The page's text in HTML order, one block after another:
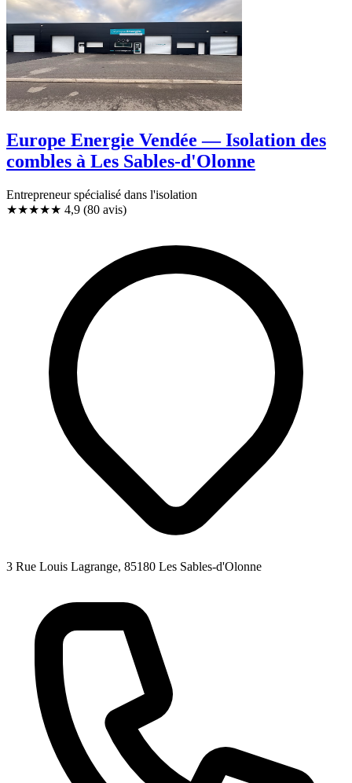
Europe Energie Vendée — Isolation des
combles à Les Sables-d'Olonne
Entrepreneur spécialisé dans l'isolation
★★★★★ 4,9 (80 avis)
3 Rue Louis Lagrange, 85180 Les Sables-d'Olonne